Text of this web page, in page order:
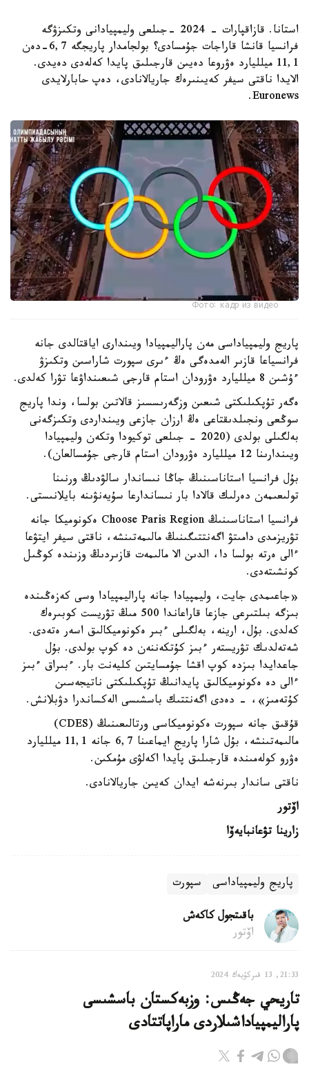
استانا. قازاقپارات - 2024 -جىلعى وليمپيادانى وتكىزۋگە
فرانسيا قانشا قاراجات جۇمسادى؟ بولجامدار پاريجگە 6,7-دەن
11,1 ميلليارد ەۋروعا دەيىن قارجىلىق پايدا كەلەدى دەيدى.
الايدا ناقتى سيفر كەيىنىرەك جاريالانادى، دەپ حابارلايدى
Euronews.
Фото: кадр из видео
پاريج وليمپياداسى مەن پاراليمپيادا ويىندارى اياقتالدى جانە
فرانسياعا قازىر الەمدەگى ەڭ ءىرى سپورت شاراسىن وتكىزۋ
ءۇشىن 8 ميلليارد ەۋرودان استام قارجى شىعىنداۋعا تۋرا كەلدى.
ەگەر تۇپكىلىكتى شىعىن وزگەرىسسىز قالاتىن بولسا، وندا پاريج
سوڭعى ونجىلدىقتاعى ەڭ ارزان جازعى ويىنداردى وتكىزگەنى
بەلگىلى بولدى (2020 - جىلعى توكيودا وتكەن وليمپيادا
ويىندارىنا 12 ميلليارد ەۋرودان استام قارجى جۇمسالعان).
بۇل فرانسيا استاناسىنىڭ جاڭا نىساندار سالۋدىڭ ورنىنا
تولىعىمەن دەرلىك قالادا بار نىساندارعا سۇيەنۋىنە بايلانىستى.
فرانسيا استاناسىنىڭ Choose Paris Region ەكونوميكا جانە
تۋريزمدى دامىتۋ اگەنتتىگىنىڭ مالىمەتىنشە، ناقتى سيفر ايتۋعا
ءالى ەرتە بولسا دا، الدىن الا مالىمەت قازىردىڭ وزىندە كوڭىل
كونشىتەدى.
«جاعىمدى جايت، وليمپيادا جانە پاراليمپيادا وسى كەزەڭىندە
بىزگە بىلتىرعى جازعا قاراعاندا 500 مىڭ تۋريست كوبىرەك
كەلدى. بۇل، ارينە، بەلگىلى ءبىر ەكونوميكالىق اسەر ەتەدى.
شەتەلدىك تۋريستەر ءبىز كۇتكەننەن دە كوپ بولدى. بۇل
جاعدايدا بىزدە كوپ اقشا جۇمسايتىن كليەنت بار. ءبىراق ءبىز
ءالى دە ەكونوميكالىق پايدانىڭ تۇپكىلىكتى ناتيجەسىن
كۇتەمىز»، - دەدى اگەنتتىك باسشىسى الەكساندرا دۋبلانش.
قۇقىق جانە سپورت ەكونوميكاسى ورتالىعىنىڭ (CDES)
مالىمەتىنشە، بۇل شارا پاريج ايماعىنا 6,7 جانە 11,1 ميلليارد
ەۋرو كولەمىندە قارجىلىق پايدا اكەلۋى مۇمكىن.
ناقتى ساندار بىرنەشە ايدان كەيىن جاريالانادى.
اۆتور
زارينا تۋعانبايەۆا
پاريج وليمپياداسى سپورت
باقىتجول كاكەش
اۆتور
21:33, 13 قىركۇيەك 2024
تاريحي جەڭىس: وزبەكستان باسشىسى
پاراليمپياداشىلاردى ماراپاتتادى